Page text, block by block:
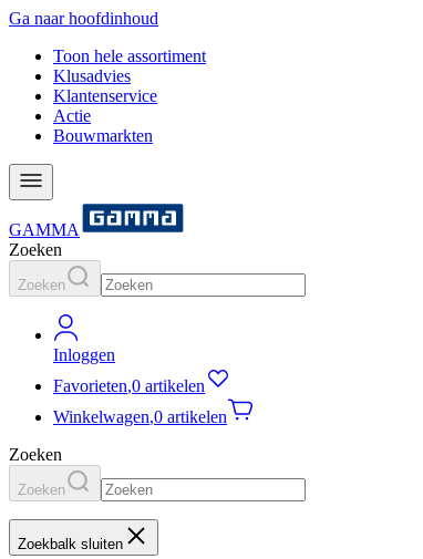
Ga naar hoofdinhoud
Toon hele assortiment
Klusadvies
Klantenservice
Actie
Bouwmarkten
GAMMA
Zoeken
Zoeken
Inloggen
Favorieten,0 artikelen
Winkelwagen,0 artikelen
Zoeken
Zoeken
Zoekbalk sluiten